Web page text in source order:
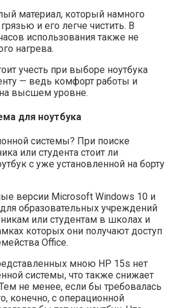
материал, который намного
и его легче чистить. В
использования также не
нагрева.
учесть при выборе ноутбука
— ведь комфорт работы и
высшем уровне.
для ноутбука
системы? При поиске
или студента стоит ли
с уже установленной на борту
версии Microsoft Windows 10 и
образовательных учреждений
или студентам в школах и
которых они получают доступ
Office.
мною HP 15s нет
системы, что также снижает
не менее, если бы требовалась
конечно, с операционной